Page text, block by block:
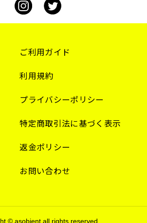
ご利用ガイド
利用規約
プライバシーポリシー
特定商取引法に基づく表示
返金ポリシー
お問い合わせ
© asobient all rights reserved.